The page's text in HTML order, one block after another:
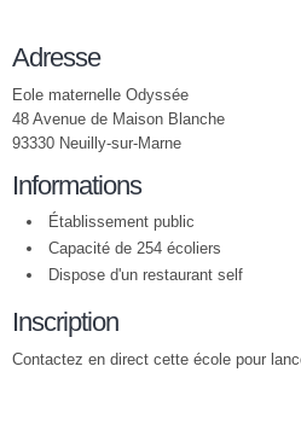
Adresse
Eole maternelle Odyssée
48 Avenue de Maison Blanche
93330 Neuilly-sur-Marne
Informations
Établissement public
Capacité de 254 écoliers
Dispose d'un restaurant self
Inscription
Contactez en direct cette école pour